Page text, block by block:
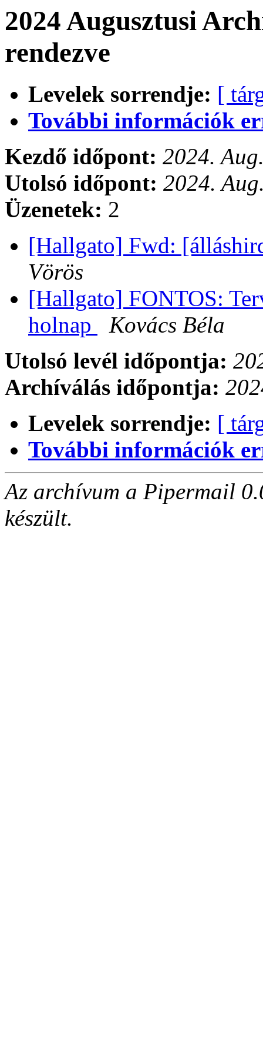
2024 Augusztusi
rendezve
Levelek sorrendje: [
További információk
Kezdő időpont: 2024.
Utolsó időpont: 2024.
Üzenetek: 2
[Hallgato] Fwd:
Vörös
[Hallgato] FONTOS:
holnap
Kovács Béla
Utolsó levél időpontja:
Archíválás időpontja:
Levelek sorrendje: [
További információk
Az archívum a Pipermail
készült.